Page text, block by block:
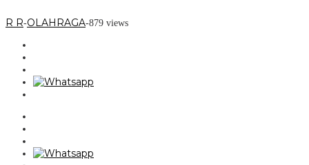
R R-OLAHRAGA-879 views